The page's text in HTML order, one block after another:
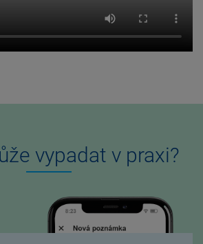
vypadat v praxi?